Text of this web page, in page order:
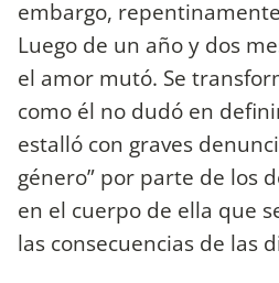
embargo,
Luego de un año y dos
el amor mutó. Se
como él no dudó en
estalló con graves
género” por parte de los
en el cuerpo de ella que
las consecuencias de las